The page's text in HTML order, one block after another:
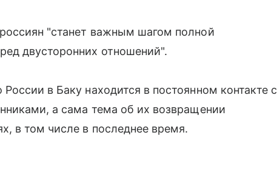
"станет важным шагом полной
двусторонних отношений".
в Баку находится в постоянном контакте с
а сама тема об их возвращении
в том числе в последнее время.